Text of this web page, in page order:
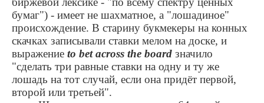
бумаг") - имеет не шахматное, а "лошадиное"
происхождение. В старину букмекеры на конных
скачках записывали ставки мелом на доске, и
выражение to bet across the board значило
"сделать три равные ставки на одну и ту же
лошадь на тот случай, если она придёт первой,
второй или третьей".